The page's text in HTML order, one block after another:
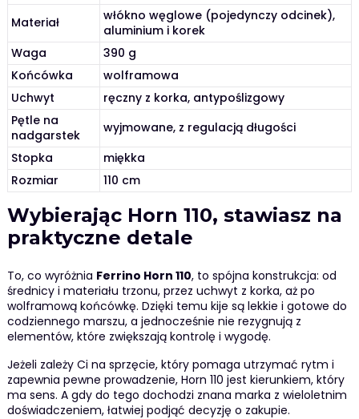
Materiał
włókno węglowe (pojedynczy odcinek),
aluminium i korek
Waga
390 g
Końcówka
wolframowa
Uchwyt
ręczny z korka, antypoślizgowy
Pętle na
nadgarstek
wyjmowane, z regulacją długości
Stopka
miękka
Rozmiar
110 cm
Wybierając Horn 110, stawiasz na
praktyczne detale
To, co wyróżnia Ferrino Horn 110, to spójna konstrukcja: od
średnicy i materiału trzonu, przez uchwyt z korka, aż po
wolframową końcówkę. Dzięki temu kije są lekkie i gotowe do
codziennego marszu, a jednocześnie nie rezygnują z
elementów, które zwiększają kontrolę i wygodę.
Jeżeli zależy Ci na sprzęcie, który pomaga utrzymać rytm i
zapewnia pewne prowadzenie, Horn 110 jest kierunkiem, który
ma sens. A gdy do tego dochodzi znana marka z wieloletnim
doświadczeniem, łatwiej podjąć decyzję o zakupie.